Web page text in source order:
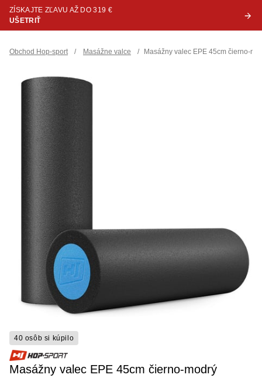
ZÍSKAJTE ZĽAVU AŽ DO 319 €
UŠETRIŤ
Obchod Hop-sport / Masážne valce / Masážny valec EPE 45cm čierno-
40 osôb si kúpilo
Masážny valec EPE 45cm čierno-modrý